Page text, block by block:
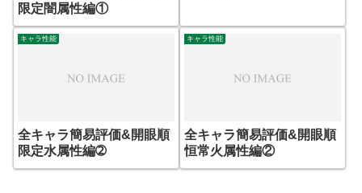
限定闇属性編①
キャラ性能
全キャラ簡易評価&開眼順
限定水属性編➁
キャラ性能
全キャラ簡易評価&開眼順
恒常火属性編②